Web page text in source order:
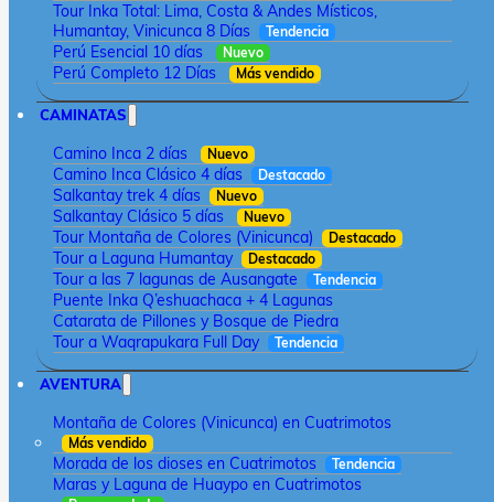
Tour Inka Total: Lima, Costa & Andes Místicos,
Humantay, Vinicunca 8 Días
Tendencia
Perú Esencial 10 días Nuevo
Perú Completo 12 Días Más vendido
CAMINATAS
Camino Inca 2 días Nuevo
Camino Inca Clásico 4 días Destacado
Salkantay trek 4 días Nuevo
Salkantay Clásico 5 días Nuevo
Tour Montaña de Colores (Vinicunca) Destacado
Tour a Laguna Humantay Destacado
Tour a las 7 lagunas de Ausangate Tendencia
Puente Inka Q’eshuachaca + 4 Lagunas
Catarata de Pillones y Bosque de Piedra
Tour a Waqrapukara Full Day
Tendencia
AVENTURA
Montaña de Colores (Vinicunca) en Cuatrimotos
Más vendido
Morada de los dioses en Cuatrimotos Tendencia
Maras y Laguna de Huaypo en Cuatrimotos